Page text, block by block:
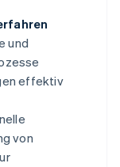
und
effektiv
von